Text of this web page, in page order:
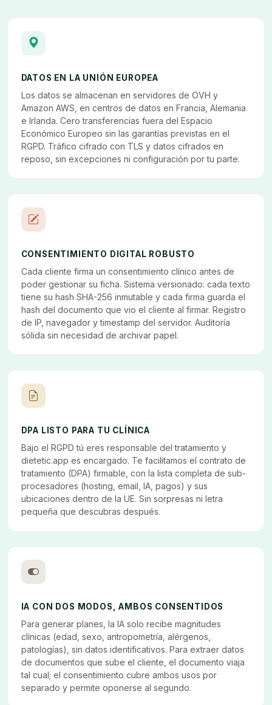
DATOS EN LA UNIÓN EUROPEA
Los datos se almacenan en servidores de OVH y
Amazon AWS, en centros de datos en Francia, Alemania
e Irlanda. Cero transferencias fuera del Espacio
Económico Europeo sin las garantías previstas en el
RGPD. Tráfico cifrado con TLS y datos cifrados en
reposo, sin excepciones ni configuración por tu parte.
CONSENTIMIENTO DIGITAL ROBUSTO
Cada cliente firma un consentimiento clínico antes de
poder gestionar su ficha. Sistema versionado: cada texto
tiene su hash SHA-256 inmutable y cada firma guarda el
hash del documento que vio el cliente al firmar. Registro
de IP, navegador y timestamp del servidor. Auditoría
sólida sin necesidad de archivar papel.
DPA LISTO PARA TU CLÍNICA
Bajo el RGPD tú eres responsable del tratamiento y
dietetic.app es encargado. Te facilitamos el contrato de
tratamiento (DPA) firmable, con la lista completa de sub-
procesadores (hosting, email, IA, pagos) y sus
ubicaciones dentro de la UE. Sin sorpresas ni letra
pequeña que descubras después.
IA CON DOS MODOS, AMBOS CONSENTIDOS
Para generar planes, la IA solo recibe magnitudes
clínicas (edad, sexo, antropometría, alérgenos,
patologías), sin datos identificativos. Para extraer datos
de documentos que sube el cliente, el documento viaja
tal cual; el consentimiento cubre ambos usos por
separado y permite oponerse al segundo.